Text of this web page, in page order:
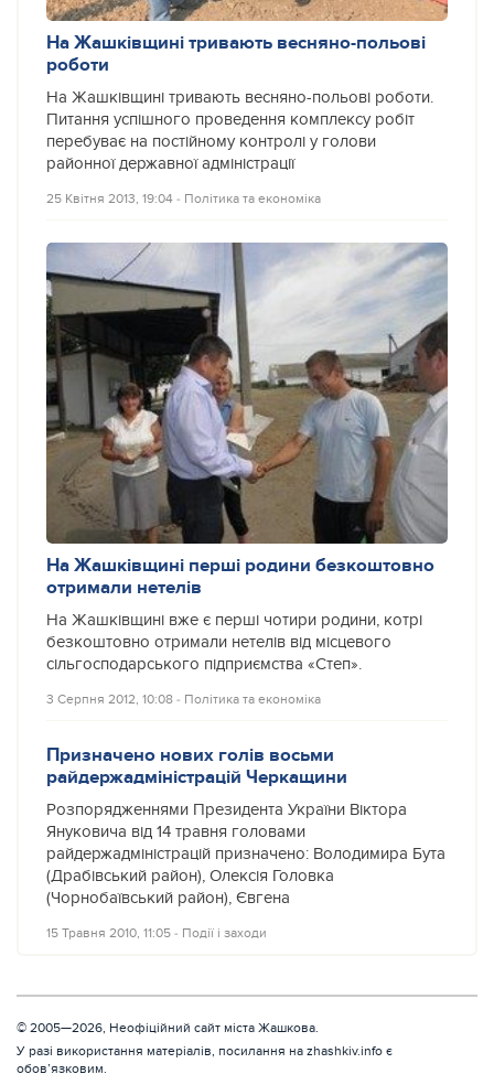
На Жашківщині тривають весняно-польові
роботи
На Жашківщині тривають весняно-польові роботи.
Питання успішного проведення комплексу робіт
перебуває на постійному контролі у голови
районної державної адміністрації
25 Квітня 2013, 19:04 ‐ Політика та економіка
На Жашківщині перші родини безкоштовно
отримали нетелів
На Жашківщині вже є перші чотири родини, котрі
безкоштовно отримали нетелів від місцевого
сільгосподарського підприємства «Степ».
3 Серпня 2012, 10:08 ‐ Політика та економіка
Призначено нових голів восьми
райдержадміністрацій Черкащини
Розпорядженнями Президента України Віктора
Януковича від 14 травня головами
райдержадміністрацій призначено: Володимира Бута
(Драбівський район), Олексія Головка
(Чорнобаївський район), Євгена
15 Травня 2010, 11:05 ‐ Події і заходи
© 2005—2026, Неофіційний сайт міста Жашкова.
У разі використання матеріалів, посилання на zhashkiv.info є
обов’язковим.